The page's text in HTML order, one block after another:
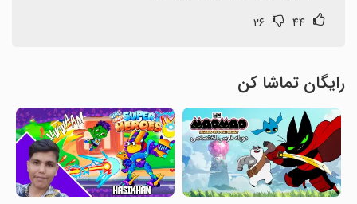
۴۴ ۲۶
رایگان تماشا کن